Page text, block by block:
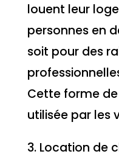
louent leur
personnes en
soit pour des
Cette forme
utilisée par les
3. Location de